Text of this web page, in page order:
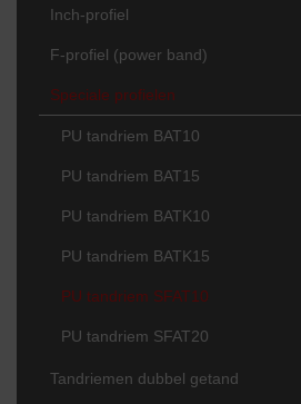
Inch-profiel
F-profiel (power band)
Speciale profielen
PU tandriem BAT10
PU tandriem BAT15
PU tandriem BATK10
PU tandriem BATK15
PU tandriem SFAT10
PU tandriem SFAT20
Tandriemen dubbel getand